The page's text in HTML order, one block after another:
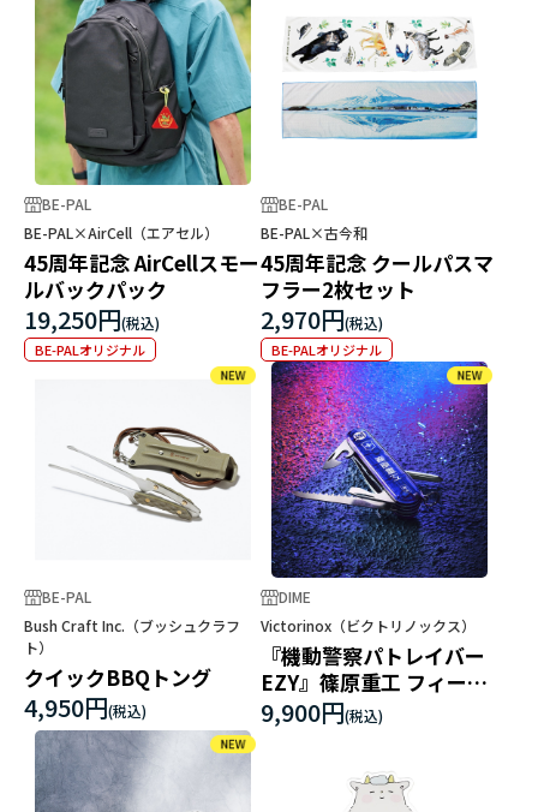
BE-PAL
BE-PAL×AirCell（エアセル）
45周年記念 AirCellスモー
ルバックパック
19,250円
BE-PALオリジナル
BE-PAL
BE-PAL×古今和
45周年記念 クールパスマ
フラー2枚セット
2,970円
BE-PALオリジナル
BE-PAL
Bush Craft Inc.（ブッシュクラフ
ト）
クイックBBQトング
4,950円
DIME
Victorinox（ビクトリノックス）
『機動警察パトレイバー
EZY』篠原重工 フィール
ドマスター
9,900円